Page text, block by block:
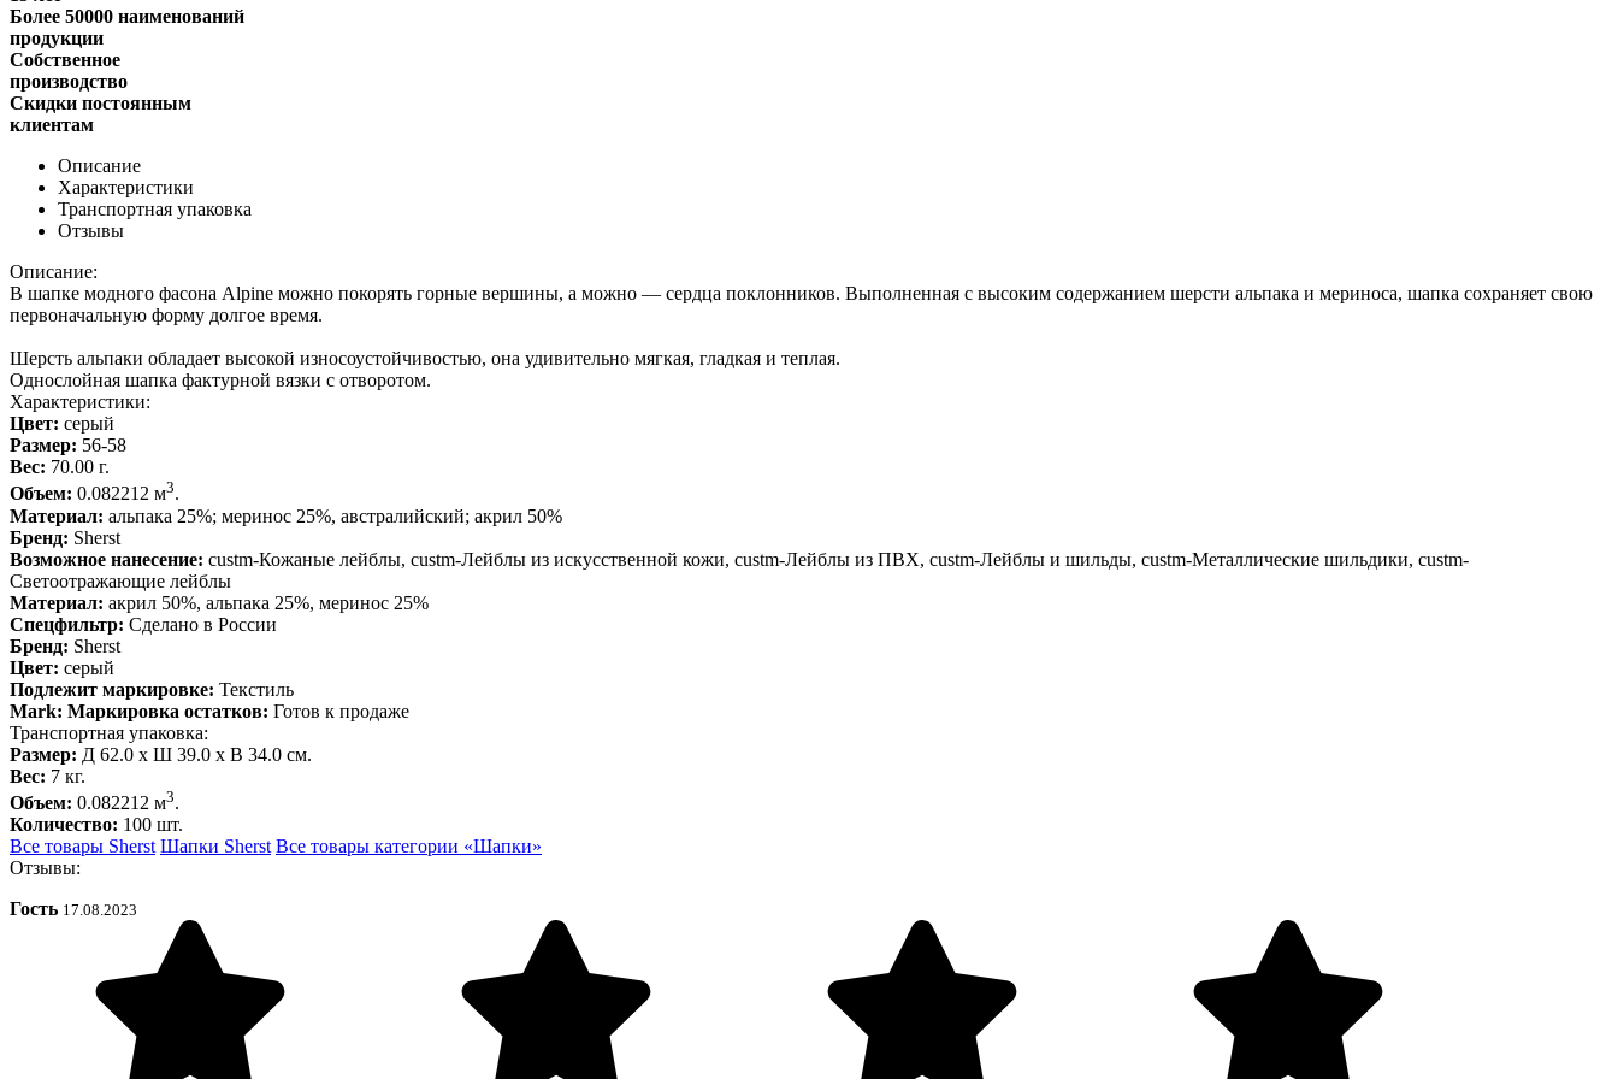
Более 50000 наименований
продукции
Собственное
производство
Скидки постоянным
клиентам
Описание
Характеристики
Транспортная упаковка
Отзывы
Описание:
В шапке модного фасона Alpine можно покорять горные вершины, а можно — сердца поклонников. Выполненная с высоким содержанием шерсти альпака и мериноса, шапка сохраняет свою
первоначальную форму долгое время.
Шерсть альпаки обладает высокой износоустойчивостью, она удивительно мягкая, гладкая и теплая.
Однослойная шапка фактурной вязки с отворотом.
Характеристики:
Цвет: серый
Размер: 56-58
Вес: 70.00 г.
Объем: 0.082212 м3.
Материал: альпака 25%; меринос 25%, австралийский; акрил 50%
Бренд: Sherst
Возможное нанесение: custm-Кожаные лейблы, custm-Лейблы из искусственной кожи, custm-Лейблы из ПВХ, custm-Лейблы и шильды, custm-Металлические шильдики, custm-
Светоотражающие лейблы
Материал: акрил 50%, альпака 25%, меринос 25%
Спецфильтр: Сделано в России
Бренд: Sherst
Цвет: серый
Подлежит маркировке: Текстиль
Mark: Маркировка остатков: Готов к продаже
Транспортная упаковка:
Размер: Д 62.0 x Ш 39.0 x В 34.0 см.
Вес: 7 кг.
Объем: 0.082212 м3.
Количество: 100 шт.
Все товары Sherst Шапки Sherst Все товары категории «Шапки»
Отзывы:
Гость 17.08.2023